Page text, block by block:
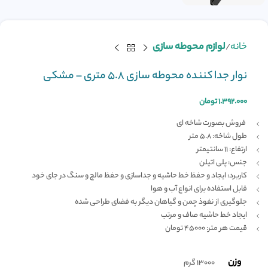
خانه لوازم محوطه سازی
نوار جدا کننده محوطه سازی ۵.۸ متری – مشکی
۱.۳۹۲.۰۰۰تومان
فروش بصورت شاخه ای
طول شاخه: ۵.۸ متر
ارتفاع: ۱۱ سانتیمتر
جنس: پلی اتیلن
کاربرد: ایجاد و حفظ خط حاشیه و جداسازی و حفظ مالچ و سنگ در جای خود
قابل استفاده برای انواع آب و هوا
جلوگیری از نفوذ چمن و گیاهان دیگر به فضای طراحی شده
ایجاد خط حاشیه صاف و مرتب
قیمت هر متر: ۴۵۰۰۰ تومان
وزن 13000 گرم